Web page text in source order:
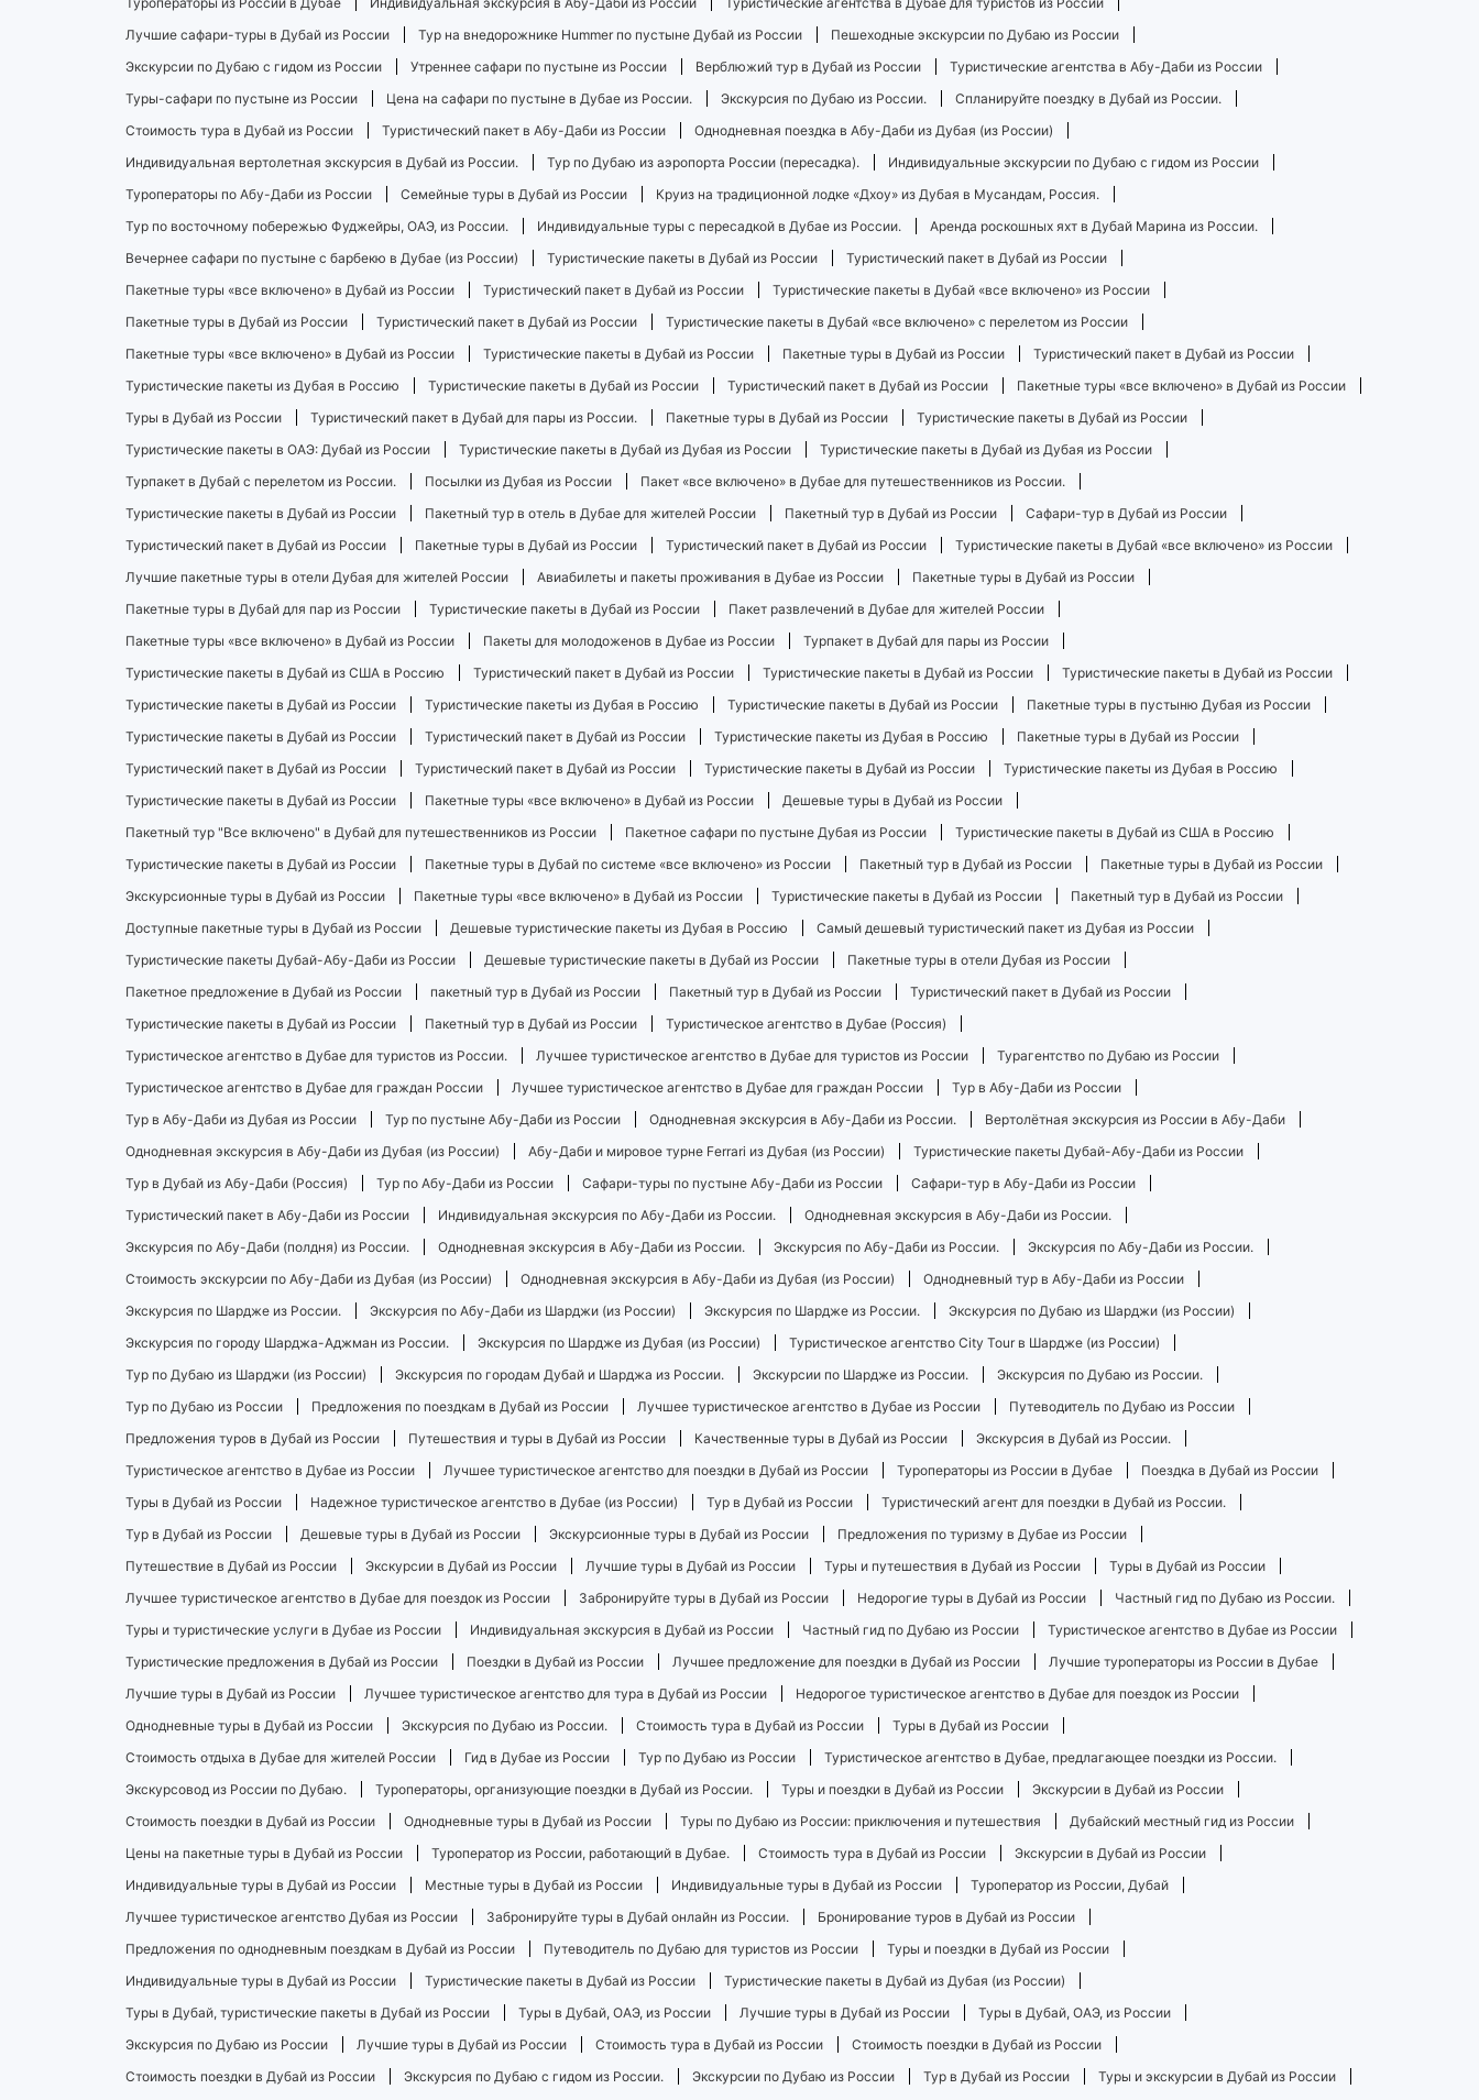
Лучшие сафари-туры в Дубай из России
Тур на внедорожнике Hummer по пустыне Дубай из России
Пешеходные экскурсии по Дубаю из России
Экскурсии по Дубаю с гидом из России
Утреннее сафари по пустыне из России Верблюжий тур в Дубай из России
Туристические агентства в Абу-Даби из России
Туры-сафари по пустыне из России
Цена на сафари по пустыне в Дубае из России. Экскурсия по Дубаю из России.
Спланируйте поездку в Дубай из России.
Стоимость тура в Дубай из России
Туристический пакет в Абу-Даби из России
Однодневная поездка в Абу-Даби из Дубая (из России)
Индивидуальная вертолетная экскурсия в Дубай из России.
Тур по Дубаю из аэропорта России (пересадка).
Индивидуальные экскурсии по Дубаю с гидом из России
Туроператоры по Абу-Даби из России
Семейные туры в Дубай из России
Круиз на традиционной лодке «Дхоу» из Дубая в Мусандам, Россия.
Тур по восточному побережью Фуджейры, ОАЭ, из России.
Индивидуальные туры с пересадкой в ​​Дубае из России.
Аренда роскошных яхт в Дубай Марина из России.
Вечернее сафари по пустыне с барбекю в Дубае (из России)
Туристические пакеты в Дубай из России
Туристический пакет в Дубай из России
Пакетные туры «все включено» в Дубай из России
Туристический пакет в Дубай из России
Туристические пакеты в Дубай «все включено» из России
Пакетные туры в Дубай из России
Туристический пакет в Дубай из России
Туристические пакеты в Дубай «все включено» с перелетом из России
Пакетные туры «все включено» в Дубай из России
Туристические пакеты в Дубай из России Пакетные туры в Дубай из России
Туристический пакет в Дубай из России
Туристические пакеты из Дубая в Россию
Туристические пакеты в Дубай из России Туристический пакет в Дубай из России
Пакетные туры «все включено» в Дубай из России
Туры в Дубай из России
Туристический пакет в Дубай для пары из России. Пакетные туры в Дубай из России
Туристические пакеты в Дубай из России
Туристические пакеты в ОАЭ: Дубай из России
Туристические пакеты в Дубай из Дубая из России
Туристические пакеты в Дубай из Дубая из России
Турпакет в Дубай с перелетом из России.
Посылки из Дубая из России
Пакет «все включено» в Дубае для путешественников из России.
Туристические пакеты в Дубай из России
Пакетный тур в отель в Дубае для жителей России Пакетный тур в Дубай из России
Сафари-тур в Дубай из России
Туристический пакет в Дубай из России
Пакетные туры в Дубай из России Туристический пакет в Дубай из России
Туристические пакеты в Дубай «все включено» из России
Лучшие пакетные туры в отели Дубая для жителей России
Авиабилеты и пакеты проживания в Дубае из России
Пакетные туры в Дубай из России
Пакетные туры в Дубай для пар из России
Туристические пакеты в Дубай из России
Пакет развлечений в Дубае для жителей России
Пакетные туры «все включено» в Дубай из России
Пакеты для молодоженов в Дубае из России
Турпакет в Дубай для пары из России
Туристические пакеты в Дубай из США в Россию
Туристический пакет в Дубай из России Туристические пакеты в Дубай из России
Туристические пакеты в Дубай из России
Туристические пакеты в Дубай из России
Туристические пакеты из Дубая в Россию Туристические пакеты в Дубай из России
Пакетные туры в пустыню Дубая из России
Туристические пакеты в Дубай из России
Туристический пакет в Дубай из России Туристические пакеты из Дубая в Россию
Пакетные туры в Дубай из России
Туристический пакет в Дубай из России
Туристический пакет в Дубай из России Туристические пакеты в Дубай из России
Туристические пакеты из Дубая в Россию
Туристические пакеты в Дубай из России
Пакетные туры «все включено» в Дубай из России
Дешевые туры в Дубай из России
Пакетный тур "Все включено" в Дубай для путешественников из России
Пакетное сафари по пустыне Дубая из России
Туристические пакеты в Дубай из США в Россию
Туристические пакеты в Дубай из России
Пакетные туры в Дубай по системе «все включено» из России Пакетный тур в Дубай из России
Пакетные туры в Дубай из России
Экскурсионные туры в Дубай из России
Пакетные туры «все включено» в Дубай из России Туристические пакеты в Дубай из России
Пакетный тур в Дубай из России
Доступные пакетные туры в Дубай из России
Дешевые туристические пакеты из Дубая в Россию
Самый дешевый туристический пакет из Дубая из России
Туристические пакеты Дубай-Абу-Даби из России
Дешевые туристические пакеты в Дубай из России
Пакетные туры в отели Дубая из России
Пакетное предложение в Дубай из России
пакетный тур в Дубай из России Пакетный тур в Дубай из России
Туристический пакет в Дубай из России
Туристические пакеты в Дубай из России
Пакетный тур в Дубай из России
Туристическое агентство в Дубае (Россия)
Туристическое агентство в Дубае для туристов из России.
Лучшее туристическое агентство в Дубае для туристов из России
Турагентство по Дубаю из России
Туристическое агентство в Дубае для граждан России
Лучшее туристическое агентство в Дубае для граждан России
Тур в Абу-Даби из России
Тур в Абу-Даби из Дубая из России
Тур по пустыне Абу-Даби из России Однодневная экскурсия в Абу-Даби из России.
Вертолётная экскурсия из России в Абу-Даби
Однодневная экскурсия в Абу-Даби из Дубая (из России)
Абу-Даби и мировое турне Ferrari из Дубая (из России)
Туристические пакеты Дубай-Абу-Даби из России
Тур в Дубай из Абу-Даби (Россия)
Тур по Абу-Даби из России Сафари-туры по пустыне Абу-Даби из России
Сафари-тур в Абу-Даби из России
Туристический пакет в Абу-Даби из России
Индивидуальная экскурсия по Абу-Даби из России.
Однодневная экскурсия в Абу-Даби из России.
Экскурсия по Абу-Даби (полдня) из России.
Однодневная экскурсия в Абу-Даби из России. Экскурсия по Абу-Даби из России.
Экскурсия по Абу-Даби из России.
Стоимость экскурсии по Абу-Даби из Дубая (из России)
Однодневная экскурсия в Абу-Даби из Дубая (из России)
Однодневный тур в Абу-Даби из России
Экскурсия по Шардже из России.
Экскурсия по Абу-Даби из Шарджи (из России) Экскурсия по Шардже из России.
Экскурсия по Дубаю из Шарджи (из России)
Экскурсия по городу Шарджа-Аджман из России.
Экскурсия по Шардже из Дубая (из России)
Туристическое агентство City Tour в Шардже (из России)
Тур по Дубаю из Шарджи (из России)
Экскурсия по городам Дубай и Шарджа из России. Экскурсии по Шардже из России.
Экскурсия по Дубаю из России.
Тур по Дубаю из России
Предложения по поездкам в Дубай из России Лучшее туристическое агентство в Дубае из России
Путеводитель по Дубаю из России
Предложения туров в Дубай из России
Путешествия и туры в Дубай из России Качественные туры в Дубай из России
Экскурсия в Дубай из России.
Туристическое агентство в Дубае из России
Лучшее туристическое агентство для поездки в Дубай из России Туроператоры из России в Дубае
Поездка в Дубай из России
Туры в Дубай из России
Надежное туристическое агентство в Дубае (из России) Тур в Дубай из России
Туристический агент для поездки в Дубай из России.
Тур в Дубай из России
Дешевые туры в Дубай из России Экскурсионные туры в Дубай из России
Предложения по туризму в Дубае из России
Путешествие в Дубай из России
Экскурсии в Дубай из России Лучшие туры в Дубай из России Туры и путешествия в Дубай из России
Туры в Дубай из России
Лучшее туристическое агентство в Дубае для поездок из России
Забронируйте туры в Дубай из России Недорогие туры в Дубай из России
Частный гид по Дубаю из России.
Туры и туристические услуги в Дубае из России
Индивидуальная экскурсия в Дубай из России Частный гид по Дубаю из России
Туристическое агентство в Дубае из России
Туристические предложения в Дубай из России
Поездки в Дубай из России Лучшее предложение для поездки в Дубай из России
Лучшие туроператоры из России в Дубае
Лучшие туры в Дубай из России
Лучшее туристическое агентство для тура в Дубай из России
Недорогое туристическое агентство в Дубае для поездок из России
Однодневные туры в Дубай из России
Экскурсия по Дубаю из России. Стоимость тура в Дубай из России
Туры в Дубай из России
Стоимость отдыха в Дубае для жителей России
Гид в Дубае из России Тур по Дубаю из России
Туристическое агентство в Дубае, предлагающее поездки из России.
Экскурсовод из России по Дубаю.
Туроператоры, организующие поездки в Дубай из России. Туры и поездки в Дубай из России
Экскурсии в Дубай из России
Стоимость поездки в Дубай из России
Однодневные туры в Дубай из России Туры по Дубаю из России: приключения и путешествия
Дубайский местный гид из России
Цены на пакетные туры в Дубай из России
Туроператор из России, работающий в Дубае. Стоимость тура в Дубай из России
Экскурсии в Дубай из России
Индивидуальные туры в Дубай из России
Местные туры в Дубай из России Индивидуальные туры в Дубай из России
Туроператор из России, Дубай
Лучшее туристическое агентство Дубая из России
Забронируйте туры в Дубай онлайн из России.
Бронирование туров в Дубай из России
Предложения по однодневным поездкам в Дубай из России
Путеводитель по Дубаю для туристов из России
Туры и поездки в Дубай из России
Индивидуальные туры в Дубай из России
Туристические пакеты в Дубай из России
Туристические пакеты в Дубай из Дубая (из России)
Туры в Дубай, туристические пакеты в Дубай из России
Туры в Дубай, ОАЭ, из России Лучшие туры в Дубай из России
Туры в Дубай, ОАЭ, из России
Экскурсия по Дубаю из России
Лучшие туры в Дубай из России Стоимость тура в Дубай из России
Стоимость поездки в Дубай из России
Стоимость поездки в Дубай из России
Экскурсия по Дубаю с гидом из России. Экскурсии по Дубаю из России Тур в Дубай из России Туры и экскурсии в Дубай из России